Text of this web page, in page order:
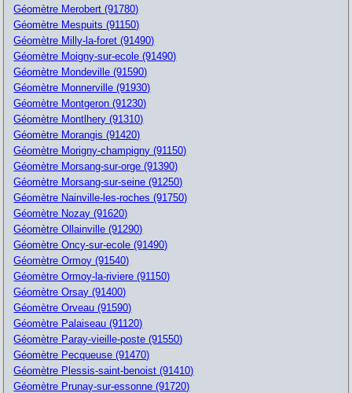
Géomètre Merobert (91780)
Géomètre Mespuits (91150)
Géomètre Milly-la-foret (91490)
Géomètre Moigny-sur-ecole (91490)
Géomètre Mondeville (91590)
Géomètre Monnerville (91930)
Géomètre Montgeron (91230)
Géomètre Montlhery (91310)
Géomètre Morangis (91420)
Géomètre Morigny-champigny (91150)
Géomètre Morsang-sur-orge (91390)
Géomètre Morsang-sur-seine (91250)
Géomètre Nainville-les-roches (91750)
Géomètre Nozay (91620)
Géomètre Ollainville (91290)
Géomètre Oncy-sur-ecole (91490)
Géomètre Ormoy (91540)
Géomètre Ormoy-la-riviere (91150)
Géomètre Orsay (91400)
Géomètre Orveau (91590)
Géomètre Palaiseau (91120)
Géomètre Paray-vieille-poste (91550)
Géomètre Pecqueuse (91470)
Géomètre Plessis-saint-benoist (91410)
Géomètre Prunay-sur-essonne (91720)